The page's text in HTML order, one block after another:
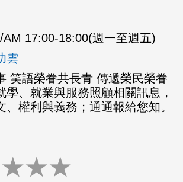
AM 17:00-18:00(週一至週五)
雲
笑語榮眷共長青 傳遞榮民榮眷
學、就業與服務照顧相關訊息，
、權利與義務；通通報給您知。
★★★